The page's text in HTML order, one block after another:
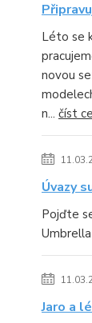
Léto se
novou
n... číst
Úvazy
Pojďte
Jaro a